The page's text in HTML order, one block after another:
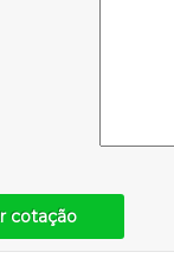
cotação